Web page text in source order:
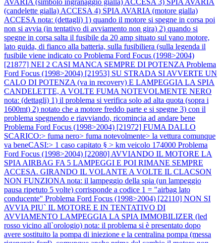
(candelette gialla) ACCESA 4) SPIA AVARIA (motore gialla)
ACCESA nota: (dettagli) 1) quando il motore si spegne in corsa poi
non si avvia (in tentativo di avviamento non gira) 2) quando si
spegne in corsa salta il fusibile da 20 amp situato sul vano motore,
lato guida, di fianco alla batteria, sulla fusibiliera (sulla legenda il
fusibile viene indicato co Problema Ford Focus (1998>2004)
[21877] NEI 2 CASI MANCA SEMPRE DI POTENZA Problema
Ford Focus (1998>2004) [21953] SU STRADA SI AVVERTE UN
CALO DI POTENZA (va in recovery) E LAMPEGGIA LA SPIA
CANDELETTE, A VOLTE FUMA NOTEVOLMENTE NERO
nota: (dettagli) 1) il problema si verifica solo ad alta quota (sopra i
1600mt) 2) notato che a motore freddo parte e si spegne 3) con il
problema spegnendo e riavviando, ricomincia ad andare bene
Problema Ford Focus (1998>2004) [21972] FUMA DALLO
SCARICO:> fuma nero> fuma notevolmente> la vettura comunque
va beneCASI:> 1 caso capitato § > km veicolo 174000 Problema
Ford Focus (1998>2004) [22080] AVVIANDO IL MOTORE LA
SPIA AIRBAG FA 5 LAMPEGGI E POI RIMANE SEMPRE
ACCESA. GIRANDO IL VOLANTE A VOLTE IL CLACSON
NON FUNZIONA nota: il lampeggio della spia (un lampeggio
pausa ripetuto 5 volte) corrisponde a codice 1 = "airbag lato
conducente" Problema Ford Focus (1998>2004) [22110] NON SI
AVVIA PIU` IL MOTORE E IN TENTATIVO DI
AVVIAMENTO LAMPEGGIA LA SPIA IMMOBILIZER (led
rosso vicino all`orologio) nota: il problema si è presentato dopo
avere sostituito la pompa di iniezione e la centralina pompa (messa